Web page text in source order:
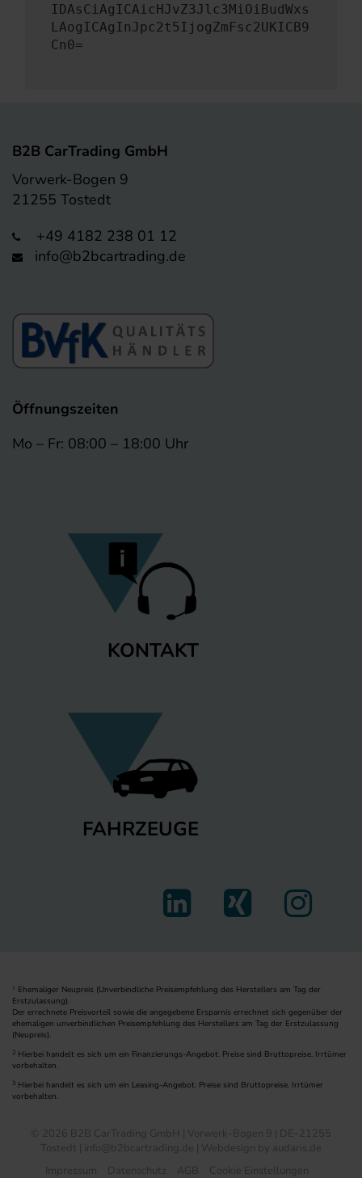
IDAsCiAgICAicHJvZ3Jlc3MiOiBudWxs
LAogICAgInJpc2t5IjogZmFsc2UKICB9
Cn0=
B2B CarTrading GmbH
Vorwerk-Bogen 9
21255 Tostedt
+49 4182 238 01 12
info@b2bcartrading.de
Öffnungszeiten
Mo – Fr: 08:00 – 18:00 Uhr
KONTAKT
FAHRZEUGE
1
Ehemaliger Neupreis (Unverbindliche Preisempfehlung des Herstellers am Tag der
Erstzulassung).
Der errechnete Preisvorteil sowie die angegebene Ersparnis errechnet sich gegenüber der
ehemaligen unverbindlichen Preisempfehlung des Herstellers am Tag der Erstzulassung
(Neupreis).
2 Hierbei handelt es sich um ein Finanzierungs-Angebot. Preise sind Bruttopreise. Irrtümer
vorbehalten.
3 Hierbei handelt es sich um ein Leasing-Angebot. Preise sind Bruttopreise. Irrtümer
vorbehalten.
© 2026 B2B CarTrading GmbH | Vorwerk-Bogen 9 | DE-21255
Tostedt | info@b2bcartrading.de | Webdesign by audaris.de
Impressum
Datenschutz AGB Cookie Einstellungen